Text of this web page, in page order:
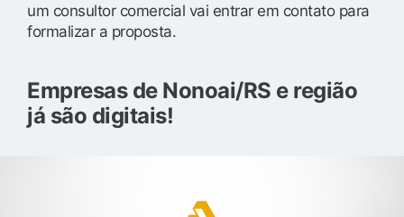
um consultor comercial vai entrar em contato para
formalizar a proposta.
Empresas de Nonoai/RS e região
já são digitais!